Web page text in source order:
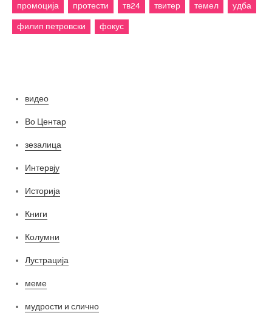
промоција
протести тв24 твитер темел
удба
филип петровски
фокус
видео
Во Центар
зезалица
Интервју
Историја
Книги
Колумни
Лустрација
меме
мудрости и слично